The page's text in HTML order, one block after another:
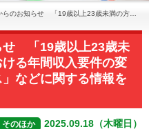
23歳未満の方の被扶養者認定における年間収入要件の変更」「オンラインサービス」などに関する情報を掲載
せ 「19歳以上23歳未
る年間収入要件の変
などに関する情報を
そのほか 2025.09.18（木曜日）